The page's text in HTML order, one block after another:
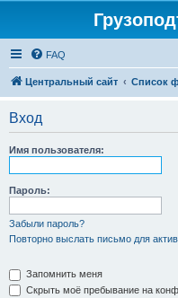
FAQ
Центральный сайт Список
Вход
Имя пользователя:
Пароль:
Забыли пароль?
Повторно выслать письмо для
Запомнить меня
Скрыть моё пребывание на